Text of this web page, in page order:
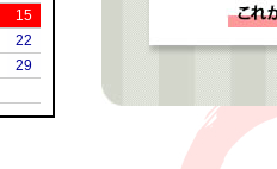
15
22
29